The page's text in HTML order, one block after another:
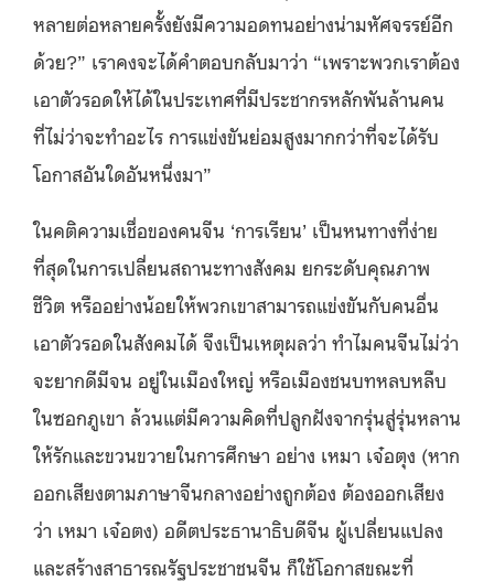
หลายต่อหลายครั้งยังมีความอดทนอย่างน่ามหัศจรรย์อีก
ด้วย?” เราคงจะได้คำตอบกลับมาว่า “เพราะพวกเราต้อง
เอาตัวรอดให้ได้ในประเทศที่มีประชากรหลักพันล้านคน
ที่ไม่ว่าจะทำอะไร การแข่งขันย่อมสูงมากกว่าที่จะได้รับ
โอกาสอันใดอันหนึ่งมา”
ในคติความเชื่อของคนจีน ‘การเรียน’ เป็นหนทางที่ง่าย
ที่สุดในการเปลี่ยนสถานะทางสังคม ยกระดับคุณภาพ
ชีวิต หรืออย่างน้อยให้พวกเขาสามารถแข่งขันกับคนอื่น
เอาตัวรอดในสังคมได้ จึงเป็นเหตุผลว่า ทำไมคนจีนไม่ว่า
จะยากดีมีจน อยู่ในเมืองใหญ่ หรือเมืองชนบทหลบหลืบ
ในซอกภูเขา ล้วนแต่มีความคิดที่ปลูกฝังจากรุ่นสู่รุ่นหลาน
ให้รักและขวนขวายในการศึกษา อย่าง เหมา เจ๋อตุง (หาก
ออกเสียงตามภาษาจีนกลางอย่างถูกต้อง ต้องออกเสียง
ว่า เหมา เจ๋อตง) อดีตประธานาธิบดีจีน ผู้เปลี่ยนแปลง
และสร้างสาธารณรัฐประชาชนจีน ก็ใช้โอกาสขณะที่